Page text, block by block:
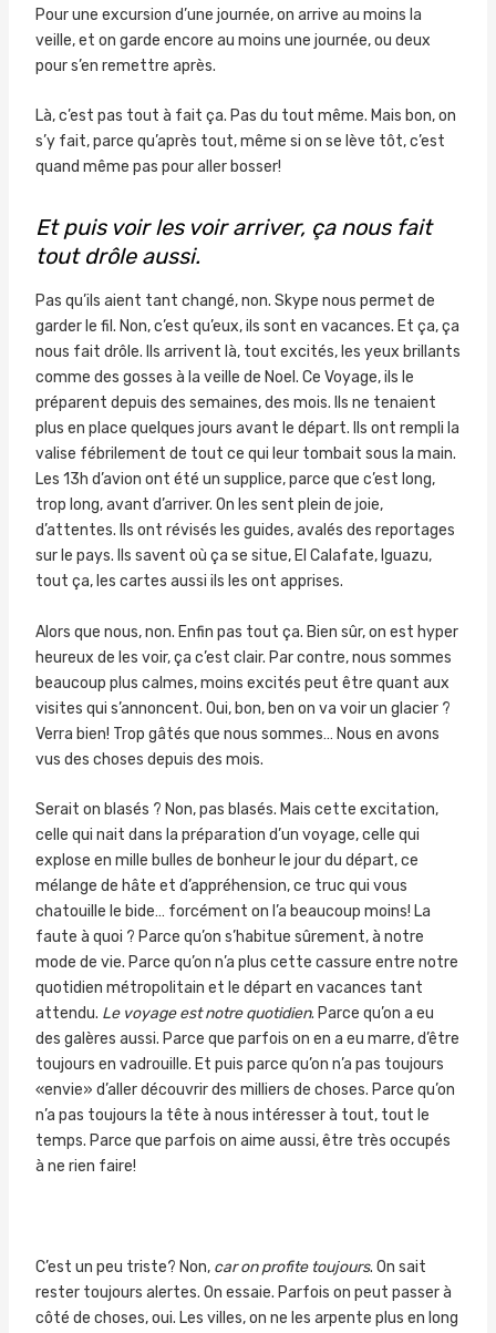
Pour une excursion d’une journée, on arrive au moins la
veille, et on garde encore au moins une journée, ou deux
pour s’en remettre après.
Là, c’est pas tout à fait ça. Pas du tout même. Mais bon, on
s’y fait, parce qu’après tout, même si on se lève tôt, c’est
quand même pas pour aller bosser!
Et puis voir les voir arriver, ça nous fait
tout drôle aussi.
Pas qu’ils aient tant changé, non. Skype nous permet de
garder le fil. Non, c’est qu’eux, ils sont en vacances. Et ça, ça
nous fait drôle. Ils arrivent là, tout excités, les yeux brillants
comme des gosses à la veille de Noel. Ce Voyage, ils le
préparent depuis des semaines, des mois. Ils ne tenaient
plus en place quelques jours avant le départ. Ils ont rempli la
valise fébrilement de tout ce qui leur tombait sous la main.
Les 13h d’avion ont été un supplice, parce que c’est long,
trop long, avant d’arriver. On les sent plein de joie,
d’attentes. Ils ont révisés les guides, avalés des reportages
sur le pays. Ils savent où ça se situe, El Calafate, Iguazu,
tout ça, les cartes aussi ils les ont apprises.
Alors que nous, non. Enfin pas tout ça. Bien sûr, on est hyper
heureux de les voir, ça c’est clair. Par contre, nous sommes
beaucoup plus calmes, moins excités peut être quant aux
visites qui s’annoncent. Oui, bon, ben on va voir un glacier ?
Verra bien! Trop gâtés que nous sommes… Nous en avons
vus des choses depuis des mois.
Serait on blasés ? Non, pas blasés. Mais cette excitation,
celle qui nait dans la préparation d’un voyage, celle qui
explose en mille bulles de bonheur le jour du départ, ce
mélange de hâte et d’appréhension, ce truc qui vous
chatouille le bide… forcément on l’a beaucoup moins! La
faute à quoi ? Parce qu’on s’habitue sûrement, à notre
mode de vie. Parce qu’on n’a plus cette cassure entre notre
quotidien métropolitain et le départ en vacances tant
attendu. Le voyage est notre quotidien. Parce qu’on a eu
des galères aussi. Parce que parfois on en a eu marre, d’être
toujours en vadrouille. Et puis parce qu’on n’a pas toujours
«envie» d’aller découvrir des milliers de choses. Parce qu’on
n’a pas toujours la tête à nous intéresser à tout, tout le
temps. Parce que parfois on aime aussi, être très occupés
à ne rien faire!
C’est un peu triste? Non, car on profite toujours. On sait
rester toujours alertes. On essaie. Parfois on peut passer à
côté de choses, oui. Les villes, on ne les arpente plus en long